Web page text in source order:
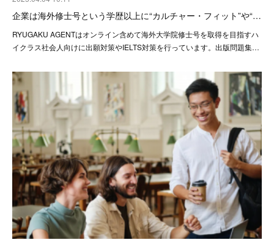
企業は海外修士号という学歴以上に“カルチャー・フィット”や“…
RYUGAKU AGENTはオンライン含めて海外大学院修士号を取得を目指すハ
イクラス社会人向けに出願対策やIELTS対策を行っています。出版問題集…